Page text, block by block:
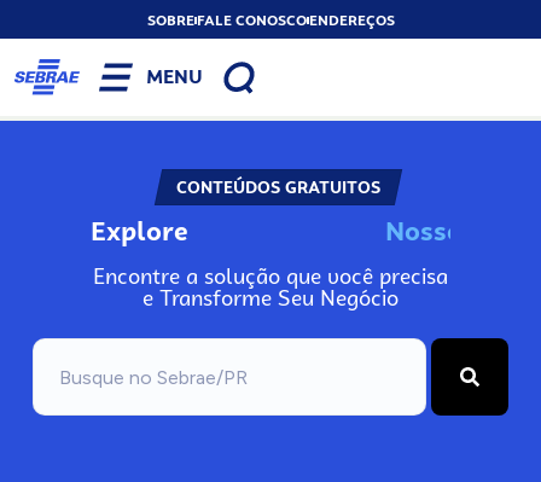
SOBREFALE CONOSCOENDEREÇOS
MENU
CONTEÚDOS GRATUITOS
Explore Noss
Encontre a solução que você precisa
e Transforme Seu Negócio